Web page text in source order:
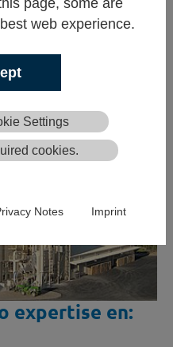
page, some are
web experience.
Settings
cookies.
Notes Imprint
expertise en: